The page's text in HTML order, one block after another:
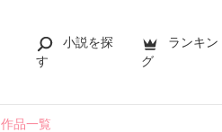
小説を探
す
ランキン
グ
作品一覧